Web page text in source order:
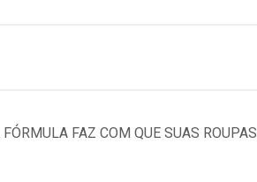
FAZ COM QUE SUAS ROUPAS